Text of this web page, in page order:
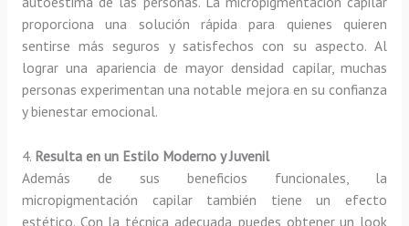
proporciona una solución rápida para quienes quieren
sentirse más seguros y satisfechos con su aspecto. Al
lograr una apariencia de mayor densidad capilar, muchas
personas experimentan una notable mejora en su confianza
y bienestar emocional.
4. Resulta en un Estilo Moderno y Juvenil
Además de sus beneficios funcionales, la
micropigmentación capilar también tiene un efecto
estético. Con la técnica adecuada, puedes obtener un look